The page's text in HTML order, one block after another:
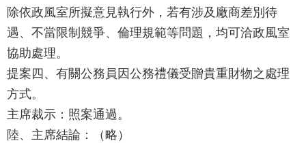
我
雙
語
辭
彙
除依政風室所擬意見執行外，若有涉及廠商差別待
遇、不當限制競爭、倫理規範等問題，均可洽政風室
協助處理。
提案四、有關公務員因公務禮儀受贈貴重財物之處理
方式。
主席裁示：照案通過。
陸、主席結論：（略）